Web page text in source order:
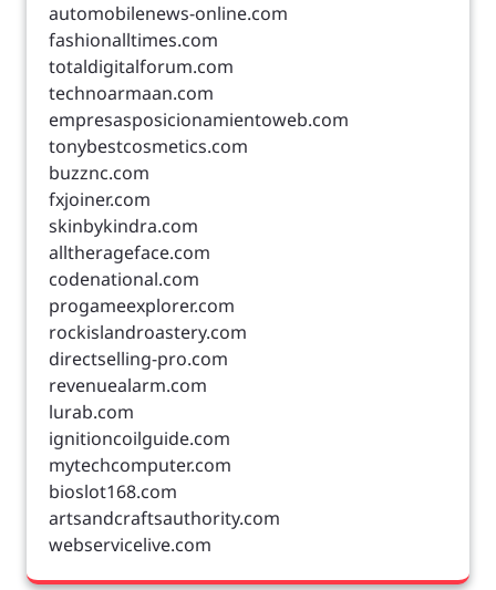
automobilenews-online.com
fashionalltimes.com
totaldigitalforum.com
technoarmaan.com
empresasposicionamientoweb.com
tonybestcosmetics.com
buzznc.com
fxjoiner.com
skinbykindra.com
alltherageface.com
codenational.com
progameexplorer.com
rockislandroastery.com
directselling-pro.com
revenuealarm.com
lurab.com
ignitioncoilguide.com
mytechcomputer.com
bioslot168.com
artsandcraftsauthority.com
webservicelive.com